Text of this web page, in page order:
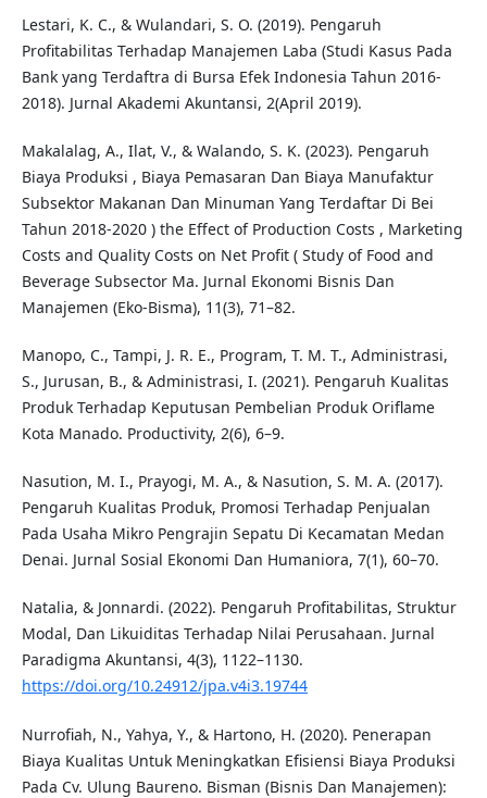
Lestari, K. C., & Wulandari, S. O. (2019). Pengaruh
Profitabilitas Terhadap Manajemen Laba (Studi Kasus Pada
Bank yang Terdaftra di Bursa Efek Indonesia Tahun 2016-
2018). Jurnal Akademi Akuntansi, 2(April 2019).
Makalalag, A., Ilat, V., & Walando, S. K. (2023). Pengaruh
Biaya Produksi , Biaya Pemasaran Dan Biaya Manufaktur
Subsektor Makanan Dan Minuman Yang Terdaftar Di Bei
Tahun 2018-2020 ) the Effect of Production Costs , Marketing
Costs and Quality Costs on Net Profit ( Study of Food and
Beverage Subsector Ma. Jurnal Ekonomi Bisnis Dan
Manajemen (Eko-Bisma), 11(3), 71–82.
Manopo, C., Tampi, J. R. E., Program, T. M. T., Administrasi,
S., Jurusan, B., & Administrasi, I. (2021). Pengaruh Kualitas
Produk Terhadap Keputusan Pembelian Produk Oriflame
Kota Manado. Productivity, 2(6), 6–9.
Nasution, M. I., Prayogi, M. A., & Nasution, S. M. A. (2017).
Pengaruh Kualitas Produk, Promosi Terhadap Penjualan
Pada Usaha Mikro Pengrajin Sepatu Di Kecamatan Medan
Denai. Jurnal Sosial Ekonomi Dan Humaniora, 7(1), 60–70.
Natalia, & Jonnardi. (2022). Pengaruh Profitabilitas, Struktur
Modal, Dan Likuiditas Terhadap Nilai Perusahaan. Jurnal
Paradigma Akuntansi, 4(3), 1122–1130.
https://doi.org/10.24912/jpa.v4i3.19744
Nurrofiah, N., Yahya, Y., & Hartono, H. (2020). Penerapan
Biaya Kualitas Untuk Meningkatkan Efisiensi Biaya Produksi
Pada Cv. Ulung Baureno. Bisman (Bisnis Dan Manajemen):